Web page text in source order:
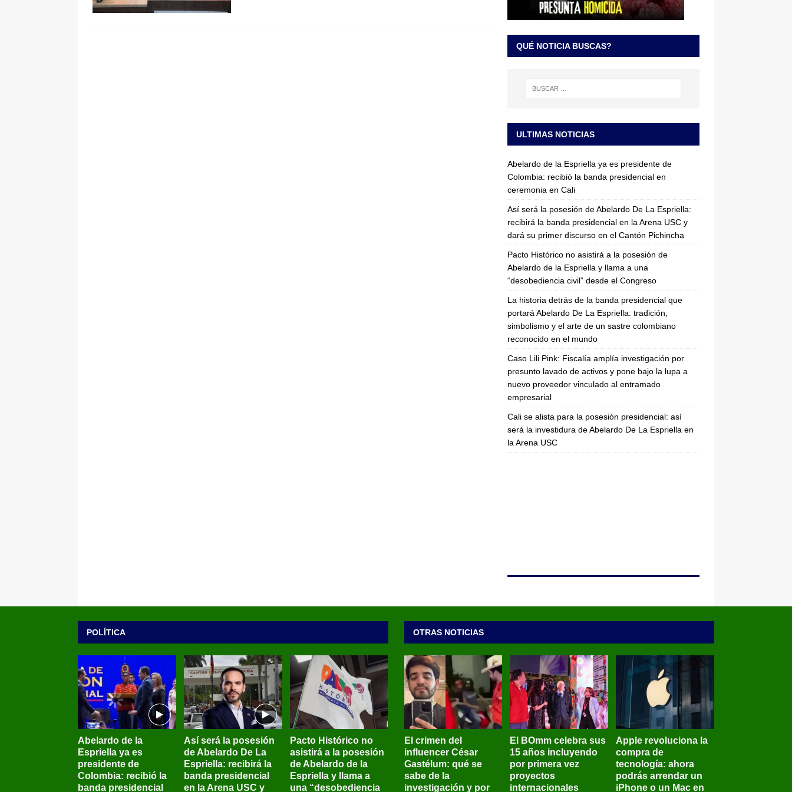
ÚLTIMO
QUÉ NOTICIA BUSCAS?
ULTIMAS NOTICIAS
Abelardo de la Espriella ya es presidente de
Colombia: recibió la banda presidencial en
ceremonia en Cali
Así será la posesión de Abelardo De La Espriella:
recibirá la banda presidencial en la Arena USC y
dará su primer discurso en el Cantón Pichincha
Pacto Histórico no asistirá a la posesión de
Abelardo de la Espriella y llama a una
“desobediencia civil” desde el Congreso
La historia detrás de la banda presidencial que
portará Abelardo De La Espriella: tradición,
simbolismo y el arte de un sastre colombiano
reconocido en el mundo
Caso Lili Pink: Fiscalía amplía investigación por
presunto lavado de activos y pone bajo la lupa a
nuevo proveedor vinculado al entramado
empresarial
Cali se alista para la posesión presidencial: así
será la investidura de Abelardo De La Espriella en
la Arena USC
POLÍTICA
Abelardo de la
Espriella ya es
presidente de
Colombia: recibió la
banda presidencial
Así será la posesión
de Abelardo De La
Espriella: recibirá la
banda presidencial
en la Arena USC y
Pacto Histórico no
asistirá a la posesión
de Abelardo de la
Espriella y llama a
una “desobediencia
OTRAS NOTICIAS
El crimen del
influencer César
Gastélum: qué se
sabe de la
investigación y por
El BOmm celebra sus
15 años incluyendo
por primera vez
proyectos
internacionales
Apple revoluciona la
compra de
tecnología: ahora
podrás arrendar un
iPhone o un Mac en